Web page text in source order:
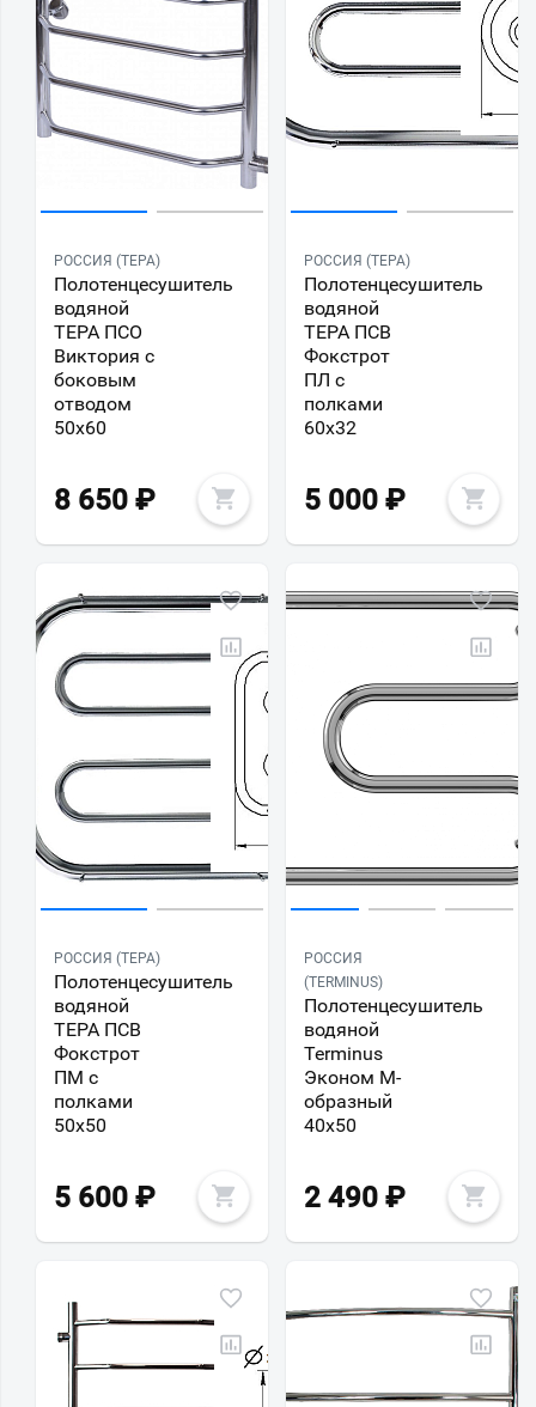
РОССИЯ (ТЕРА)
Полотенцесушитель
водяной
ТЕРА ПСО
Виктория с
боковым
отводом
50х60
8 650 ₽
РОССИЯ (ТЕРА)
Полотенцесушитель
водяной
ТЕРА ПСВ
Фокстрот
ПЛ с
полками
60х32
5 000 ₽
РОССИЯ (ТЕРА)
Полотенцесушитель
водяной
ТЕРА ПСВ
Фокстрот
ПМ с
полками
50х50
5 600 ₽
РОССИЯ
(TERMINUS)
Полотенцесушитель
водяной
Terminus
Эконом М-
образный
40х50
2 490 ₽